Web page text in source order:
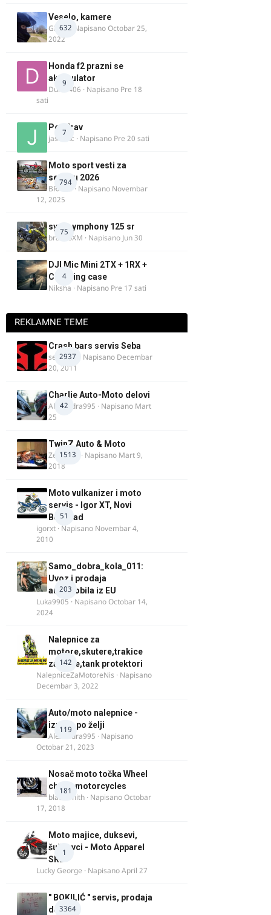
632
Veselo, kamere
GR 46· NapisanoOctobar 25,
2022
9
Honda f2 prazni se
akomulator
Dule1406 · Napisano Pre 18
sati
7
Pozdrav
jasminc · Napisano Pre 20 sati
794
Moto sport vesti za
sezonu 2026
BRACO · Napisano Novembar
12, 2025
75
sym symphony 125 sr
brankoXM · Napisano Jun 30
4
DJI Mic Mini 2TX + 1RX +
Charging case
Niksha · Napisano Pre 17 sati
REKLAMNE TEME
2937
Crash bars servis Seba
seba011 · Napisano Decembar
20, 2011
42
Charlie Auto-Moto delovi
Alexandra995 · Napisano Mart
25
1513
TwinZ Auto & Moto
Zeljkamp · Napisano Mart 9,
2018
51
Moto vulkanizer i moto
servis - Igor XT, Novi
Beograd
igorxt · Napisano Novembar 4,
2010
203
Samo_dobra_kola_011:
Uvoz i prodaja
automobila iz EU
Luka9905 · NapisanoOctobar 14,
2024
142
Nalepnice za
motore,skutere,trakice
za felne,tank protektori
NalepniceZaMotoreNis · Napisano
Decembar 3, 2022
119
Auto/moto nalepnice -
izrada po želji
Alexandra995 · Napisano
Octobar 21, 2023
181
Nosač moto točka Wheel
chock motorcycles
blacksmith · NapisanoOctobar
17, 2018
1
Moto majice, duksevi,
šuškavci - Moto Apparel
SRB
Lucky George · NapisanoApril 27
3364
" BOKILIĆ " servis, prodaja
delova